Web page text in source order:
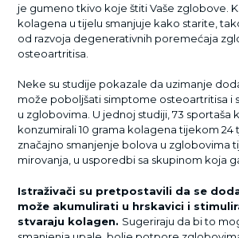
je gumeno tkivo koje štiti Vaše zglobove.
kolagena u tijelu smanjuje kako starite,
od razvoja degenerativnih poremećaja
osteoartritisa.
Neke su studije pokazale da uzimanje
može poboljšati simptome osteoartritisa i
u zglobovima. U jednoj studiji, 73 sportaša
konzumirali 10 grama kolagena tijekom 24
značajno smanjenje bolova u zglobovima
mirovanja, u usporedbi sa skupinom koja
Istraživači su pretpostavili da se
može akumulirati u hrskavici i
stvaraju kolagen. Sugeriraju da bi to